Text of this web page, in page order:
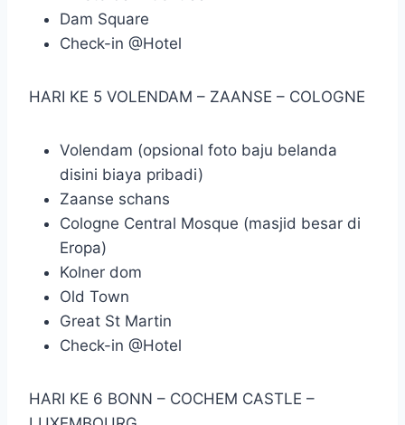
Dam Square
Check-in @Hotel
HARI KE 5 VOLENDAM – ZAANSE – COLOGNE
Volendam (opsional foto baju belanda
disini biaya pribadi)
Zaanse schans
Cologne Central Mosque (masjid besar di
Eropa)
Kolner dom
Old Town
Great St Martin
Check-in @Hotel
HARI KE 6 BONN – COCHEM CASTLE –